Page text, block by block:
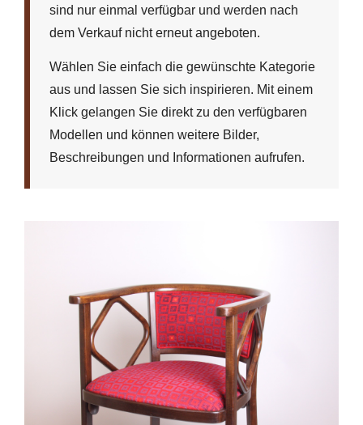
sind nur einmal verfügbar und werden nach
dem Verkauf nicht erneut angeboten.
Wählen Sie einfach die gewünschte Kategorie
aus und lassen Sie sich inspirieren. Mit einem
Klick gelangen Sie direkt zu den verfügbaren
Modellen und können weitere Bilder,
Beschreibungen und Informationen aufrufen.